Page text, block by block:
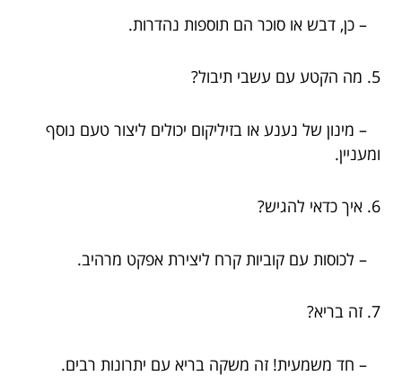
– כן, דבש או סוכר הם תוספות נהדרות.
5. מה הקטע עם עשבי תיבול?
– מינון של נענע או בזיליקום יכולים ליצור טעם נוסף
ומעניין.
6. איך כדאי להגיש?
– לכוסות עם קוביות קרח ליצירת אפקט מרהיב.
7. זה בריא?
– חד משמעית! זה משקה בריא עם יתרונות רבים.